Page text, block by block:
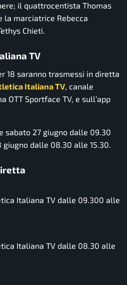
il quattrocentista Thomas
la marciatrice Rebecca
Chieti.
TV
18 saranno trasmessi in diretta
Italiana TV , canale
OTT Sportface TV, e sull’app
sabato 27 giugno dalle 09.30
dalle 08.30 alle 15.30.
Italiana TV dalle 09.300 alle
Italiana TV dalle 08.30 alle